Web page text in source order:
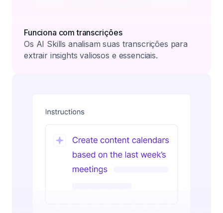
Funciona com transcrições
Os AI Skills analisam suas transcrições para
extrair insights valiosos e essenciais.